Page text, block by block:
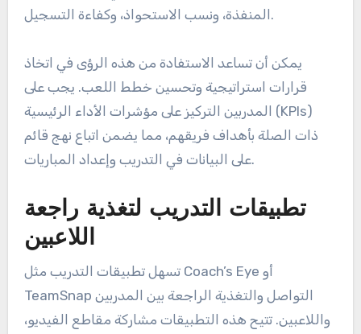
المنفذة، ونسب الاستحواذ، وكفاءة التسجيل.
يمكن أن تساعد الاستفادة من هذه الرؤى في اتخاذ
قرارات استراتيجية وتحسين خطط اللعب. يجب على
المدربين التركيز على مؤشرات الأداء الرئيسية (KPIs)
ذات الصلة بأهداف فريقهم، مما يضمن اتباع نهج قائم
على البيانات في التدريب وإعداد المباريات.
تطبيقات التدريب لتغذية راجعة
اللاعبين
تسهل تطبيقات التدريب مثل Coach’s Eye أو
TeamSnap التواصل والتغذية الراجعة بين المدربين
واللاعبين. تتيح هذه التطبيقات مشاركة مقاطع الفيديو،